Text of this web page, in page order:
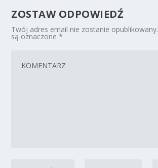
ZOSTAW ODPOWIEDŹ
Twój adres email nie zostanie opublikowany.
są oznaczone*